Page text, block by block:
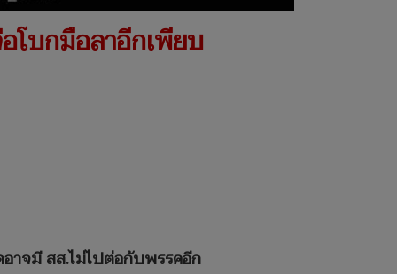
อโบกมือลาอีกเพียบ
อาจมี สส.ไม่ไปต่อกับพรรคอีก